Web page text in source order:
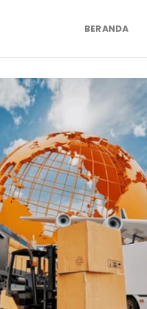
BERANDA